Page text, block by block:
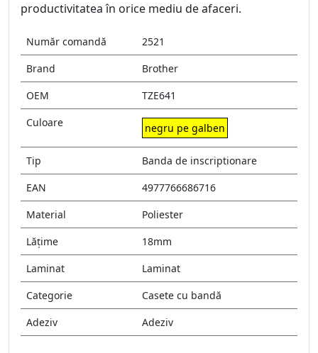
productivitatea în orice mediu de afaceri.
Număr comandă
2521
Brand
Brother
OEM
TZE641
Culoare
negru pe galben
Tip
Banda de inscriptionare
EAN
4977766686716
Material
Poliester
Lățime
18mm
Laminat
Laminat
Categorie
Casete cu bandă
Adeziv
Adeziv